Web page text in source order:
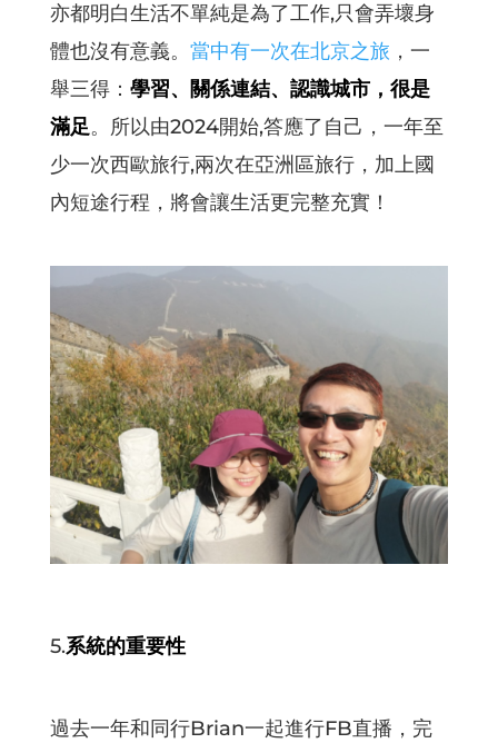
亦都明白生活不單純是為了工作,只會弄壞身
體也沒有意義。 當中有一次在北京之旅 ，一
舉三得： 學習、關係連結、認識城市，很是
滿足。所以由2024開始,答應了自己，一年至
少一次西歐旅行,兩次在亞洲區旅行，加上國
內短途行程，將會讓生活更完整充實！
5.系統的重要性
過去一年和同行Brian一起進行FB直播，完